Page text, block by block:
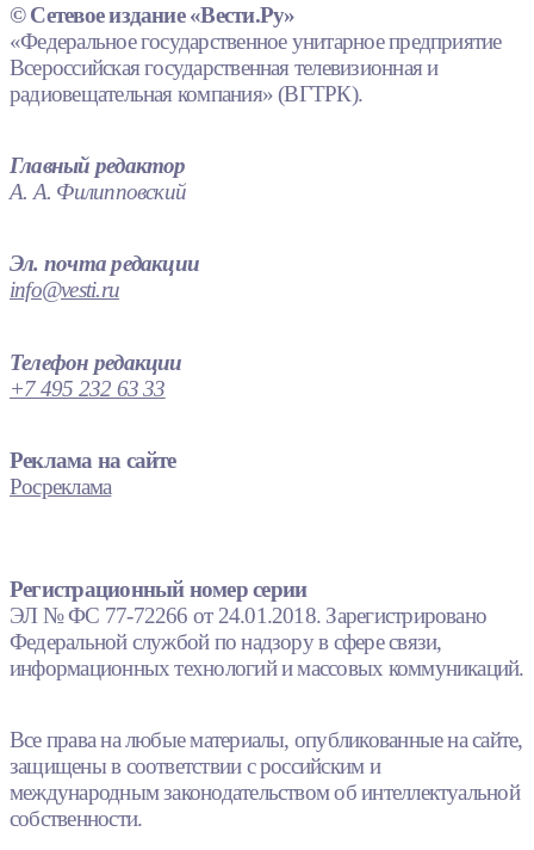
© Сетевое издание «Вести.Ру»
«Федеральное государственное унитарное предприятие
Всероссийская государственная телевизионная и
радиовещательная компания» (ВГТРК).
Главный редактор
А. А. Филипповский
Эл. почта редакции
info@vesti.ru
Телефон редакции
+7 495 232 63 33
Реклама на сайте
Росреклама
Регистрационный номер серии
ЭЛ № ФС 77-72266 от 24.01.2018. Зарегистрировано
Федеральной службой по надзору в сфере связи,
информационных технологий и массовых коммуникаций.
Все права на любые материалы, опубликованные на сайте,
защищены в соответствии с российским и
международным законодательством об интеллектуальной
собственности.